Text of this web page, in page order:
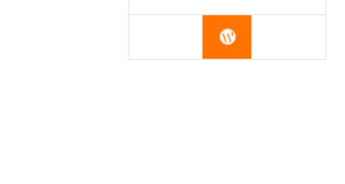
Buy Now